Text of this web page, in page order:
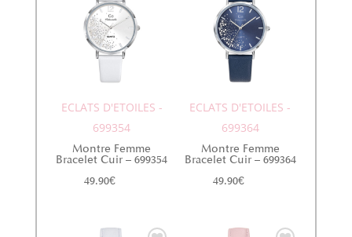
ECLATS D'ETOILES -
699354
Montre Femme
Bracelet Cuir – 699354
49.90€
ECLATS D'ETOILES -
699364
Montre Femme
Bracelet Cuir – 699364
49.90€